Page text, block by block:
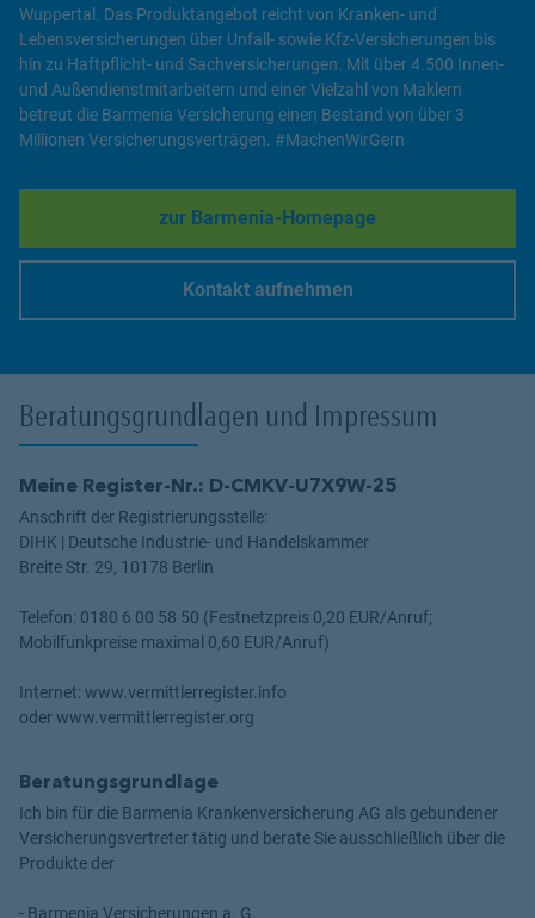
Wuppertal. Das Produktangebot reicht von Kranken- und
Lebensversicherungen über Unfall- sowie Kfz-Versicherungen bis
hin zu Haftpflicht- und Sachversicherungen. Mit über 4.500 Innen-
und Außendienstmitarbeitern und einer Vielzahl von Maklern
betreut die Barmenia Versicherung einen Bestand von über 3
Millionen Versicherungsverträgen. #MachenWirGern
zur Barmenia-Homepage
Link Opens in New Tab
Kontakt aufnehmen
Beratungsgrundlagen und Impressum
Meine Register-Nr.: D-CMKV-U7X9W-25
Anschrift der Registrierungsstelle:
DIHK | Deutsche Industrie- und Handelskammer
Breite Str. 29, 10178 Berlin
Telefon: 0180 6 00 58 50 (Festnetzpreis 0,20 EUR/Anruf;
Mobilfunkpreise maximal 0,60 EUR/Anruf)
Internet: www.vermittlerregister.info
oder www.vermittlerregister.org
Beratungsgrundlage
Ich bin für die Barmenia Krankenversicherung AG als gebundener
Versicherungsvertreter tätig und berate Sie ausschließlich über die
Produkte der
- Barmenia Versicherungen a. G.